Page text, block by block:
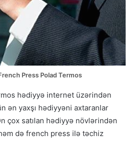
French Press Polad Termos
hədiyyə internet üzərindən
ən yaxşı hədiyyəni axtaranlar
çox satılan hədiyyə növlərindən
də french press ilə təchiz